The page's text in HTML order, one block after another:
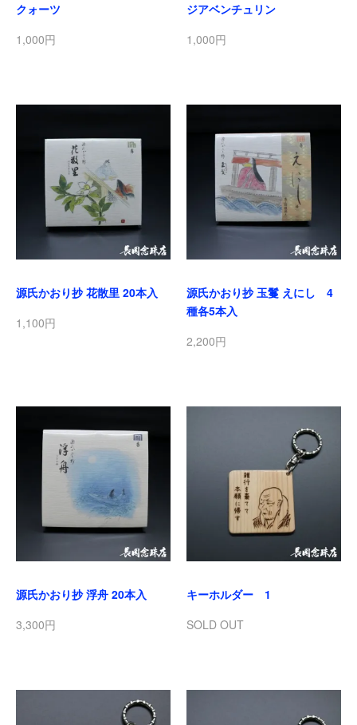
クォーツ
1,000円
ジアベンチュリン
1,000円
源氏かおり抄 花散里 20本入
1,100円
源氏かおり抄 玉鬘 えにし 4
種各5本入
2,200円
源氏かおり抄 浮舟 20本入
3,300円
キーホルダー 1
SOLD OUT